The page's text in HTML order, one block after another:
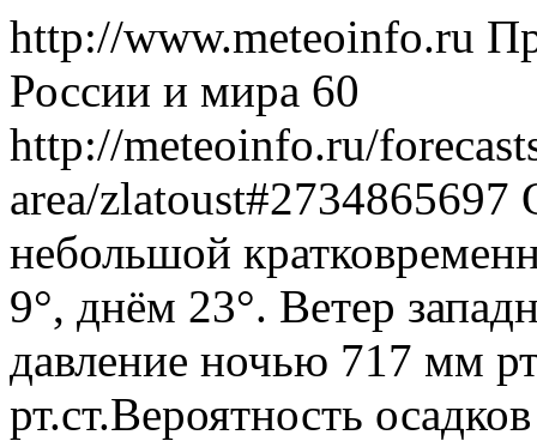
http://www.meteoinfo.ru
России и мира 60
http://meteoinfo.ru/
area/zlatoust#2734865697
небольшой
9°, днём 23°. Ветер
давление ночью 717 мм
рт.ст.Вероятность